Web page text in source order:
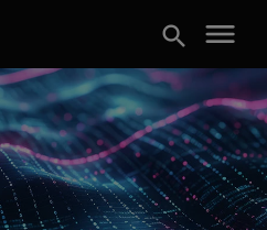
search menu